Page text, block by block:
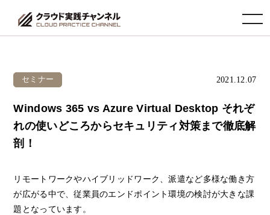
toggle navigation
セミナー 2021.12.07
Windows 365 vs Azure Virtual Desktop それぞ
れの使いどころからセキュリティ対策まで徹底解
剖！
リモートワークやハイブリッドワーク、派遣など多様な働き方
が広がる中で、従業員のエンドポイント環境の検討が大きな課
題となっています。